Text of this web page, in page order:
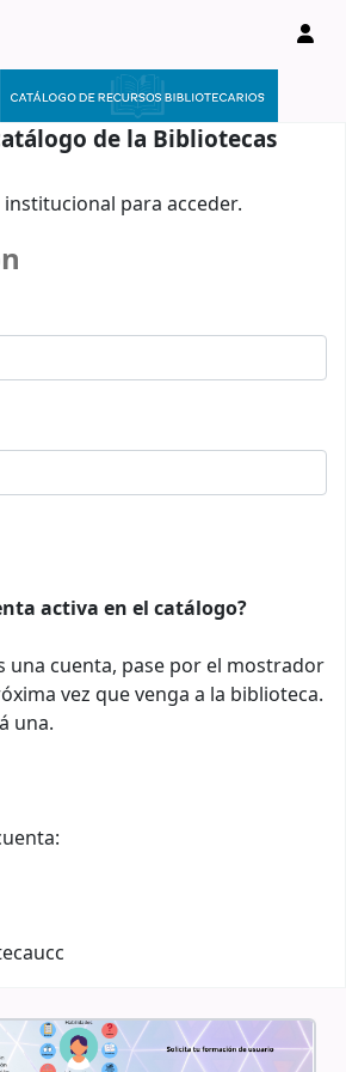
de la Bibliotecas
para acceder.
activa en el catálogo?
una cuenta, pase por el mostrador
vez que venga a la biblioteca.
una.